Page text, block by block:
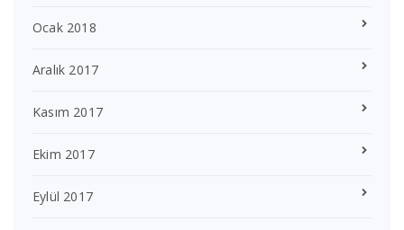
Ocak 2018
Aralık 2017
Kasım 2017
Ekim 2017
Eylül 2017